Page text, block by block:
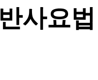
반사요법